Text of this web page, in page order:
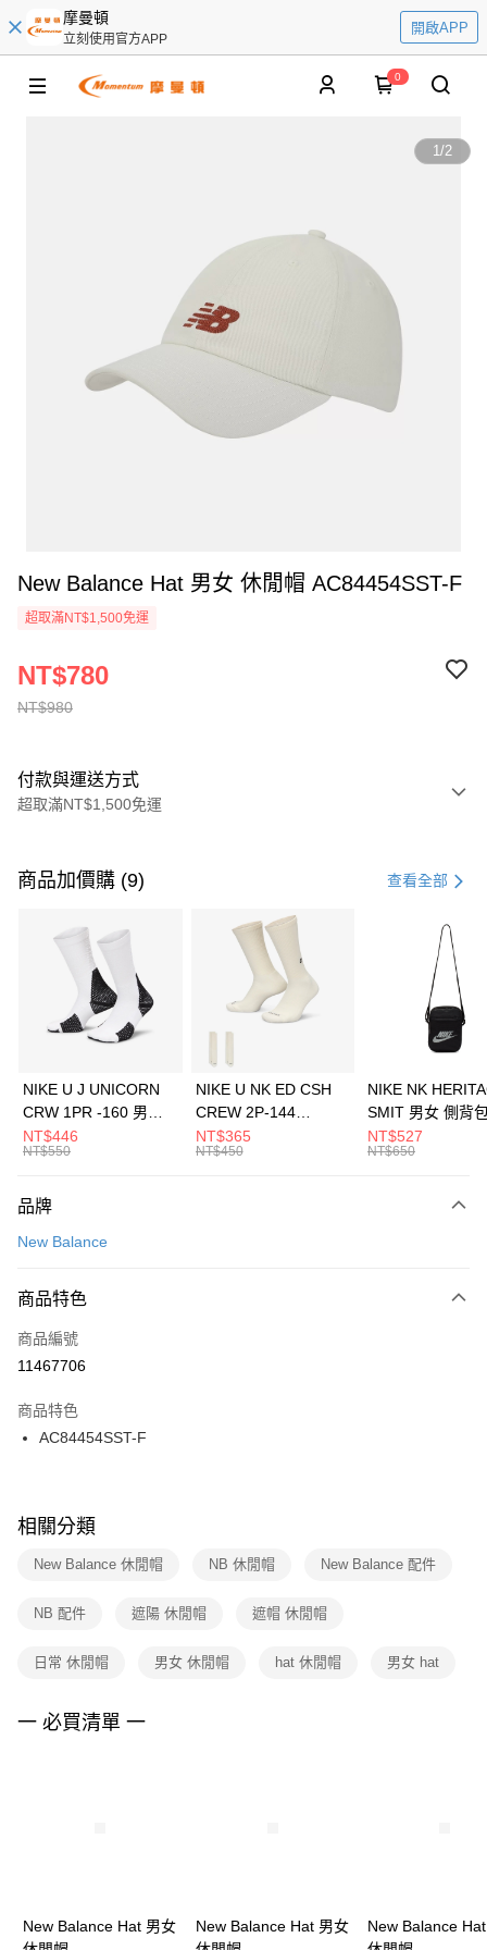
摩曼頓
立刻使用官方APP
開啟APP
0
1/2
New Balance Hat 男女 休閒帽 AC84454SST-F
超取滿NT$1,500免運
NT$980
NT$780
付款與運送方式
超取滿NT$1,500免運
信用卡一次付款
3 期 0 利率 每期 21家銀行
合作金庫商業銀行
第一商業銀行
華南商業銀行
彰化商業銀行
上海商業儲蓄銀行
元大商業銀行
台灣樂天信用卡公司
Apple Pay
全盈+PAY
AFTEE先享後付
【關於「AFTEE先享後付」】
便利好安心！
３．安心：先確認商品／服務後，再付款。
【「AFTEE先享後付」結帳流程】
１．於結帳方式選擇「AFTEE先享後付」後，將跳轉至「AFTEE先享後付」
２．訂單成立數日內，您將收到繳費通知簡訊。
３．收到繳費通知簡訊後14天內，點擊此簡訊中的連結，可透過四大超商／
ATM／網路銀行／等多元方式進行付款，方視為交易完成。
※ 交易是否成功請以「AFTEE先享後付 」之結帳頁面顯示為準，若有關於
是否繳費成功／繳費後需取消欲退款等相關疑問，請聯繫「AFTEE先享後付
客戶支援中心」 https://netprotections.freshdesk.com/support/home
１．透過由恩沛科技股份有限公司提供之「AFTEE先享後付」服務完成之交
權轉讓予恩沛科技股份有限公司。
３．未成年的使用者請事先徵得法定代理人或監護人之同意方可使用
「AFTEE先享後付」，若未經同意申辦者引起之損失，本公司不負相關責
運送方式
每筆NT$100，滿NT$1,500(含以上)免運費
宅配
每筆NT$100，滿NT$1,500(含以上)免運費
付款後門市自取
每筆NT$100，滿NT$1,500(含以上)免運費
商品加價購 (9) 查看全部
NIKE U J UNICORN
CRW 1PR -160 男女
中統襪 FZ3393100
NT$446
NT$550
NIKE U NK ED CSH
CREW 2P-144
EMBRDY 男女 短統襪
FZ3073133
NT$365
NT$450
NIKE NK
SMIT 男女 側背
BA5871010
NT$527
NT$650
品牌
New Balance
商品特色
商品編號
11467706
商品特色
AC84454SST-F
相關分類
New Balance 休閒帽 NB 休閒帽 New Balance 配件
NB 配件 遮陽 休閒帽 遮帽 休閒帽
日常 休閒帽 男女 休閒帽 hat 休閒帽 男女 hat
一 必買清單 一
New Balance Hat 男女
New Balance Hat 男女
New Balance